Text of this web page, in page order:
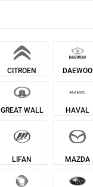
CITROEN DAEWOO
GREAT WALL HAVAL
LIFAN MAZDA